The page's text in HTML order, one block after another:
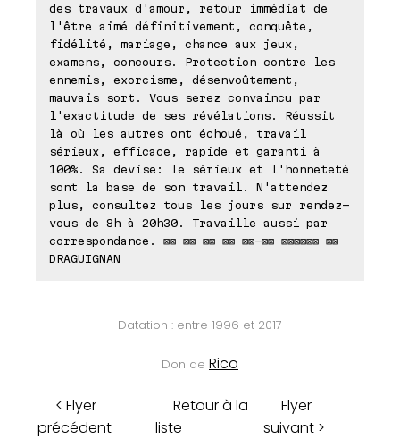
des travaux d'amour, retour immédiat de
l'être aimé définitivement, conquête,
fidélité, mariage, chance aux jeux,
examens, concours. Protection contre les
ennemis, exorcisme, désenvoûtement,
mauvais sort. Vous serez convaincu par
l'exactitude de ses révélations. Réussit
là où les autres ont échoué, travail
sérieux, efficace, rapide et garanti à
100%. Sa devise: le sérieux et l'honneteté
sont la base de son travail. N'attendez
plus, consultez tous les jours sur rendez-
vous de 8h à 20h30. Travaille aussi par
correspondance. ⊠⊠ ⊠⊠ ⊠⊠ ⊠⊠ ⊠⊠-⊠⊠ ⊠⊠⊠⊠⊠⊠ ⊠⊠
DRAGUIGNAN
Datation : entre 1996 et 2017
Don de Rico
< Flyer
précédent
Retour à la
liste
Flyer
suivant >